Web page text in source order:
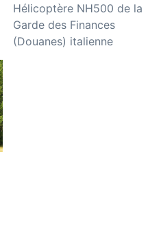
Hélicoptère NH500 de la
Garde des Finances
(Douanes) italienne